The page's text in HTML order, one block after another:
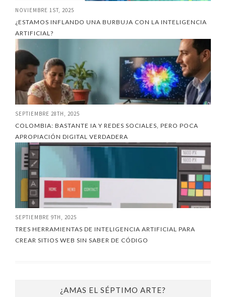
NOVIEMBRE 1ST, 2025
¿ESTAMOS INFLANDO UNA BURBUJA CON LA INTELIGENCIA
ARTIFICIAL?
SEPTIEMBRE 28TH, 2025
COLOMBIA: BASTANTE IA Y REDES SOCIALES, PERO POCA
APROPIACIÓN DIGITAL VERDADERA
SEPTIEMBRE 9TH, 2025
TRES HERRAMIENTAS DE INTELIGENCIA ARTIFICIAL PARA
CREAR SITIOS WEB SIN SABER DE CÓDIGO
¿AMAS EL SÉPTIMO ARTE?